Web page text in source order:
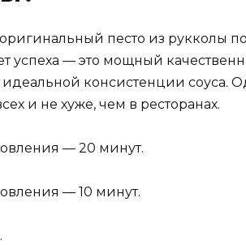
песто из рукколы
успеха — это мощный
консистенции соуса.
и не хуже, чем в ресторанах.
— 20 минут.
— 10 минут.